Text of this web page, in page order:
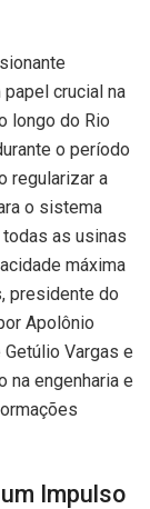
crucial na
longo do Rio
o período
regularizar a
o sistema
as usinas
máxima
presidente do
Apolônio
Vargas e
na engenharia e
Impulso